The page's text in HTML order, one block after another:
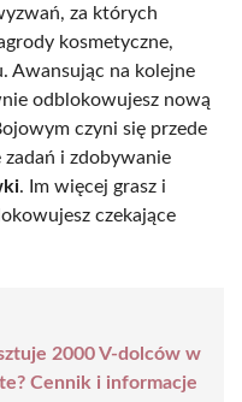
za których
kosmetyczne,
Awansując na kolejne
odblokowujesz nową
czyni się przede
i zdobywanie
. Im więcej grasz i
czekające
2000 V-dolców w
Cennik i informacje